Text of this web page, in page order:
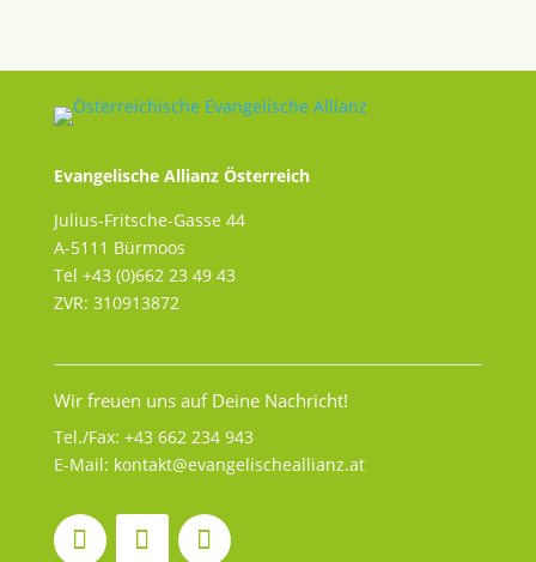
Evangelische Allianz Österreich
Julius-Fritsche-Gasse 44
A-5111 Bürmoos
Tel +43 (0)662 23 49 43
ZVR: 310913872
Wir freuen uns auf Deine Nachricht!
Tel./Fax: +43 662 234 943
E-Mail: kontakt@evangelischeallianz.at